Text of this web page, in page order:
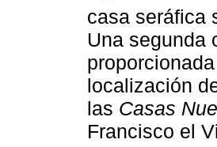
casa seráfica
Una segunda
localización
las Casas
Francisco el